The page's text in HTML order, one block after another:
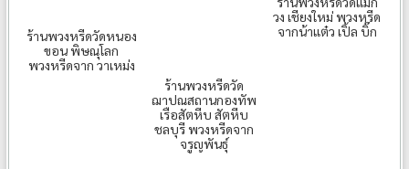
ร้านพวงหรีดวัดหนอง
ขอน พิษณุโลก
พวงหรีดจาก วาเหม่ง
ร้านพวงหรีดวัด
ฌาปณสถานกองทัพ
เรือสัตหีบ สัตหีบ
ชลบุรี พวงหรีดจาก
จรูญพันธุ์
วง เชียงใหม่ พวงหรีด
จากน้าแต๋ว เปิ้ล บิ๊ก